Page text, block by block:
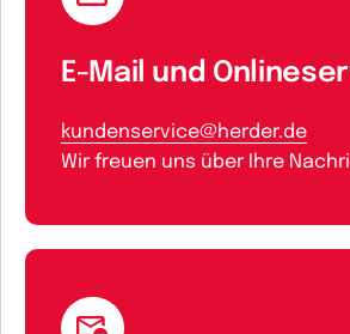
E-Mail und
kundenservice@herder.de
Wir freuen uns über Ihre